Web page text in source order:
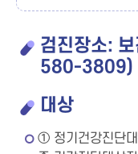
검진장소:
580-3809)
대상
① 정기건강진단